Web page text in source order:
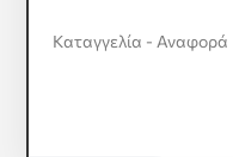
Καταγγελία - Αναφορά